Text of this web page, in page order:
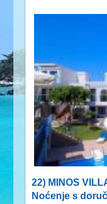
22) MINOS
Noćenje s